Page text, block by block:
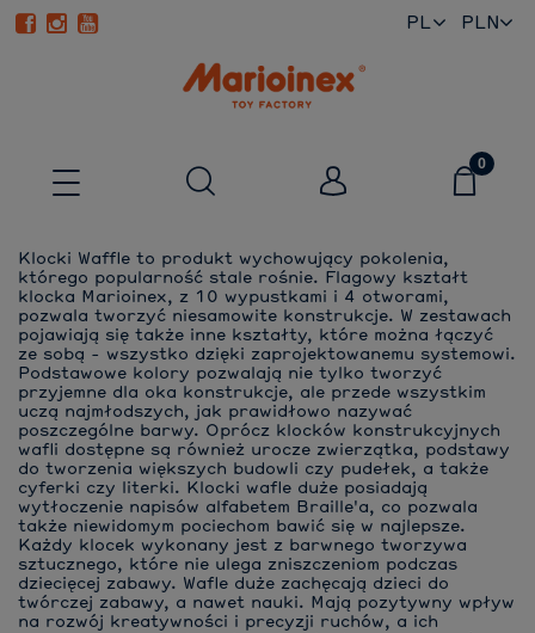
PL
Klocki Waffle to produkt wychowujący pokolenia,
którego popularność stale rośnie. Flagowy kształt
klocka Marioinex, z 10 wypustkami i 4 otworami,
pozwala tworzyć niesamowite konstrukcje. W zestawach
pojawiają się także inne kształty, które można łączyć
ze sobą - wszystko dzięki zaprojektowanemu systemowi.
Podstawowe kolory pozwalają nie tylko tworzyć
przyjemne dla oka konstrukcje, ale przede wszystkim
uczą najmłodszych, jak prawidłowo nazywać
poszczególne barwy. Oprócz klocków konstrukcyjnych
wafli dostępne są również urocze zwierzątka, podstawy
do tworzenia większych budowli czy pudełek, a także
cyferki czy literki. Klocki wafle duże posiadają
wytłoczenie napisów alfabetem Braille'a, co pozwala
także niewidomym pociechom bawić się w najlepsze.
Każdy klocek wykonany jest z barwnego tworzywa
sztucznego, które nie ulega zniszczeniom podczas
dziecięcej zabawy. Wafle duże zachęcają dzieci do
twórczej zabawy, a nawet nauki. Mają pozytywny wpływ
na rozwój kreatywności i precyzji ruchów, a ich